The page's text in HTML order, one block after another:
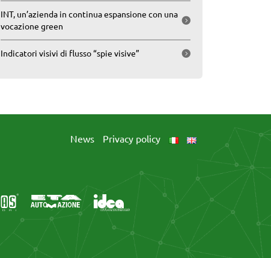
INT, un’azienda in continua espansione con una
vocazione green
Indicatori visivi di flusso “spie visive”
News Privacy policy